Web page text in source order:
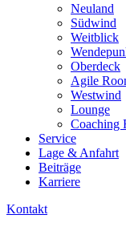
Neuland
Südwind
Weitblick
Oberdeck
Agile
Westwind
Lounge
Coaching
Service
Lage & Anfahrt
Beiträge
Karriere
Kontakt